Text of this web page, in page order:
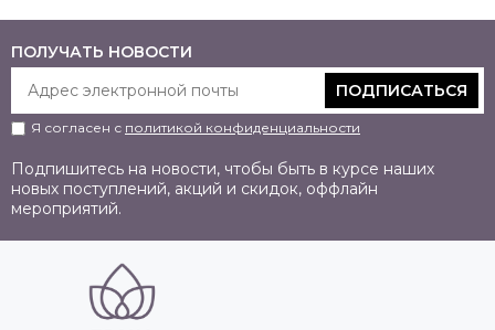
ПОЛУЧАТЬ НОВОСТИ
ПОДПИСАТЬСЯ
Я согласен с политикой конфиденциальности
Подпишитесь на новости, чтобы быть в курсе наших
новых поступлений, акций и скидок, оффлайн
мероприятий.